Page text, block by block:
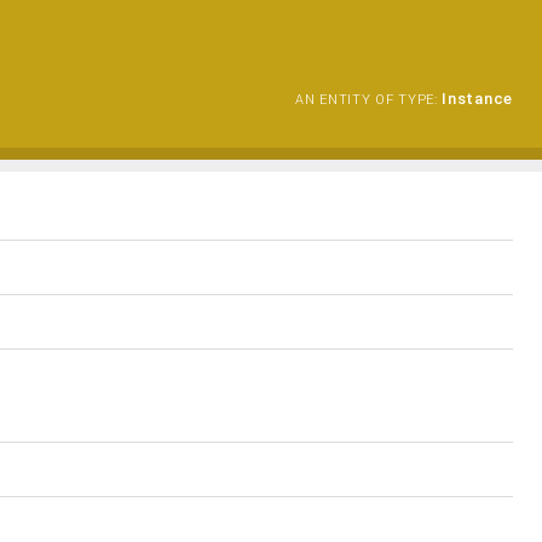
AN ENTITY OF TYPE: Instance